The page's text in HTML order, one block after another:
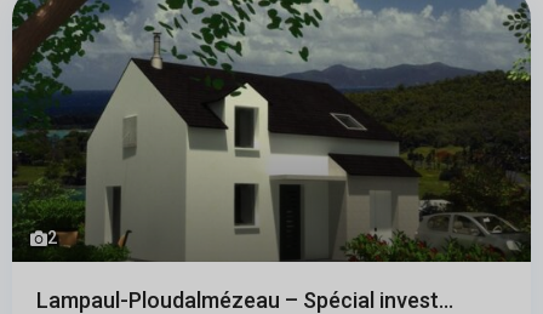
2
Lampaul-Ploudalmézeau – Spécial invest...